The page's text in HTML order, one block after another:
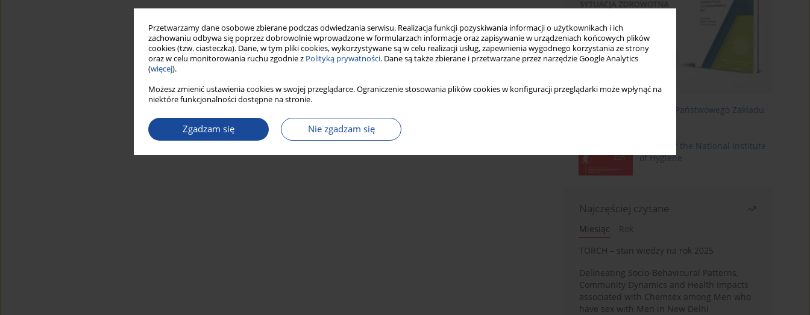
Przetwarzamy dane osobowe zbierane podczas odwiedzania serwisu. Realizacja funkcji pozyskiwania informacji o użytkownikach i ich
zachowaniu odbywa się poprzez dobrowolnie wprowadzone w formularzach informacje oraz zapisywanie w urządzeniach końcowych plików
cookies (tzw. ciasteczka). Dane, w tym pliki cookies, wykorzystywane są w celu realizacji usług, zapewnienia wygodnego korzystania ze strony
oraz w celu monitorowania ruchu zgodnie z Polityką prywatności. Dane są także zbierane i przetwarzane przez narzędzie Google Analytics
(więcej).
Możesz zmienić ustawienia cookies w swojej przeglądarce. Ograniczenie stosowania plików cookies w konfiguracji przeglądarki może wpłynąć na
niektóre funkcjonalności dostępne na stronie.
Zgadzam się Nie zgadzam się
Roczniki Państwowego Zakładu
Annals of the National Institute
of Hygiene
Najczęściej czytane
Miesiąc
Rok
TORCH – stan wiedzy na rok 2025
Delineating Socio-Behavioural Patterns,
Community Dynamics and Health Impacts
associated with Chemsex among Men who
have sex with Men in New Delhi